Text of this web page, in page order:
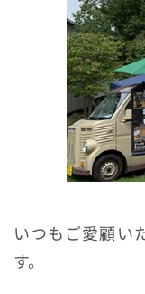
いつもご愛顧い
す。